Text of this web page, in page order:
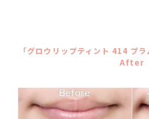
「グロウリップティント 414 プ
After